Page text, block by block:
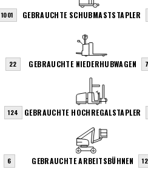
1001 GEBRAUCHTE SCHUBMASTSTAPLER
22 GEBRAUCHTE NIEDERHUBWAGEN
124 GEBRAUCHTE HOCHREGALSTAPLER
6 GEBRAUCHTE ARBEITSBÜHNEN 12